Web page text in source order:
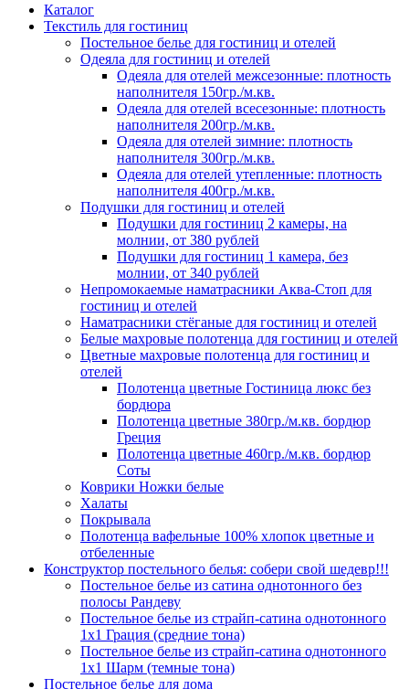
Каталог
Текстиль для гостиниц
Постельное белье для гостиниц и отелей
Одеяла для гостиниц и отелей
Одеяла для отелей межсезонные: плотность
наполнителя 150гр./м.кв.
Одеяла для отелей всесезонные: плотность
наполнителя 200гр./м.кв.
Одеяла для отелей зимние: плотность
наполнителя 300гр./м.кв.
Одеяла для отелей утепленные: плотность
наполнителя 400гр./м.кв.
Подушки для гостиниц и отелей
Подушки для гостиниц 2 камеры, на
молнии, от 380 рублей
Подушки для гостиниц 1 камера, без
молнии, от 340 рублей
Непромокаемые наматрасники Аква-Стоп для
гостиниц и отелей
Наматрасники стёганые для гостиниц и отелей
Белые махровые полотенца для гостиниц и отелей
Цветные махровые полотенца для гостиниц и
отелей
Полотенца цветные Гостиница люкс без
бордюра
Полотенца цветные 380гр./м.кв. бордюр
Греция
Полотенца цветные 460гр./м.кв. бордюр
Соты
Коврики Ножки белые
Халаты
Покрывала
Полотенца вафельные 100% хлопок цветные и
отбеленные
Конструктор постельного белья: собери свой шедевр!!!
Постельное белье из сатина однотонного без
полосы Рандеву
Постельное белье из страйп-сатина однотонного
1х1 Грация (средние тона)
Постельное белье из страйп-сатина однотонного
1х1 Шарм (темные тона)
Постельное белье для дома